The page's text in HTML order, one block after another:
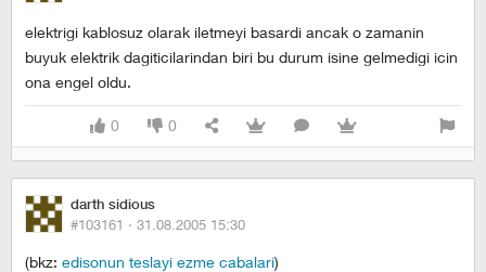
elektrigi kablosuz olarak iletmeyi basardi ancak o zamanin
buyuk elektrik dagiticilarindan biri bu durum isine gelmedigi icin
ona engel oldu.
0 0
darth sidious
#103161 · 31.08.2005 15:30
(bkz: edisonun teslayi ezme cabalari)